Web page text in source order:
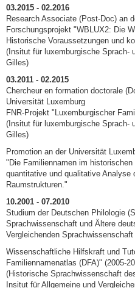
03.2015 - 02.2016
Research Associate (Post-Doc) an
Forschungsprojekt "WBLUX2: Die
Historische Voraussetzun­gen und
(Insitut für luxemburgische Sprach-
Gilles)
03.2011 - 02.2015
Chercheur en formation doctorale
Universität Luxemburg
FNR-Projekt "Luxemburgischer
(Insitut für luxemburgische Sprach-
Gilles)
Promotion an der Universität
"Die Familiennamen im
quantitative und qualitative Analyse
Raumstrukturen."
10.2001 - 07.2010
Studium der Deutschen Philologie
Sprachwissenschaft und Ältere
Vergleichenden
Wissenschaftliche Hilfskraft und
Familiennamenatlas (DFA)" (2005-
(Historische Sprachwissenschaft
Insitut für Allgemeine und